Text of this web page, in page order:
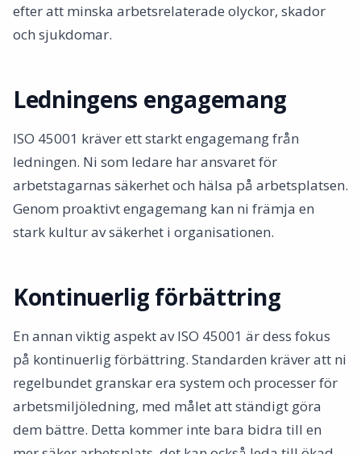
efter att minska arbetsrelaterade olyckor, skador
och sjukdomar.
Ledningens engagemang
ISO 45001 kräver ett starkt engagemang från
ledningen. Ni som ledare har ansvaret för
arbetstagarnas säkerhet och hälsa på arbetsplatsen.
Genom proaktivt engagemang kan ni främja en
stark kultur av säkerhet i organisationen.
Kontinuerlig förbättring
En annan viktig aspekt av ISO 45001 är dess fokus
på kontinuerlig förbättring. Standarden kräver att ni
regelbundet granskar era system och processer för
arbetsmiljöledning, med målet att ständigt göra
dem bättre. Detta kommer inte bara bidra till en